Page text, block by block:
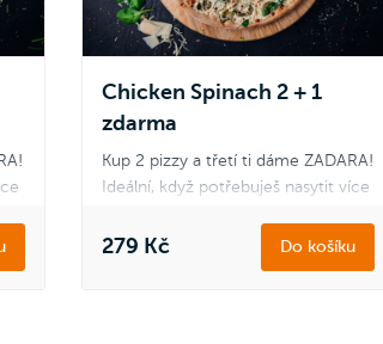
Stagioni.
Chicken Spinach 2 + 1
zdarma
Kup 2 pizzy a třetí ti dáme ZADARA!
Ideální, když potřebuješ nasytit více
přáteli. Pizzy mezi sebou klidně
kombinuj podle svého gusta.
279 Kč Do košíku